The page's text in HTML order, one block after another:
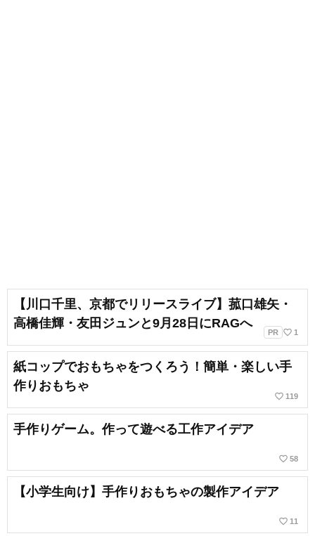
【川口千里、京都でリリースライブ】菰口雄矢・
高橋佳輝・友田ジュンと9月28日にRAGへ
PR favorite_border 1
紙コップでおもちゃをつくろう！簡単・楽しい手
作りおもちゃ
favorite_border 119
手作りゲーム。作って遊べる工作アイデア
favorite_border 58
【小学生向け】手作りおもちゃの製作アイデア
favorite_border 11